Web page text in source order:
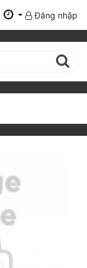
Đăng nhập